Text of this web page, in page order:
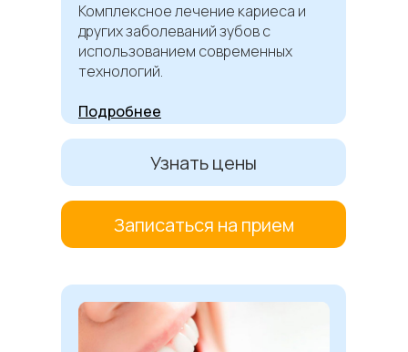
Узнать цены
Записаться на прием
Комплексное лечение кариеса и
других заболеваний зубов с
использованием современных
технологий.
Подробнее